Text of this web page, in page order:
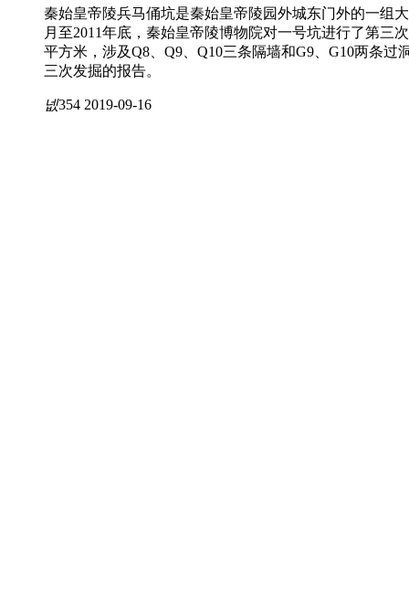
秦始皇帝陵兵马俑坑是秦始皇帝陵园外城东门外的一组
月至2011年底，秦始皇帝陵博物院对一号坑进行了第三
平方米，涉及Q8、Q9、Q10三条隔墙和G9、G10两条过
三次发掘的报告。
넶354 2019-09-16